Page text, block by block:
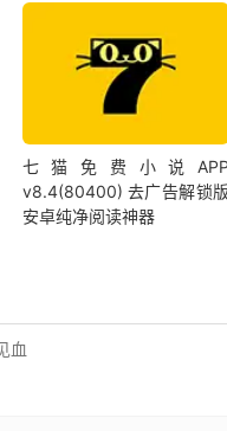
七猫免费小说APP
v8.4(80400) 去广告解锁版
安卓纯净阅读神器